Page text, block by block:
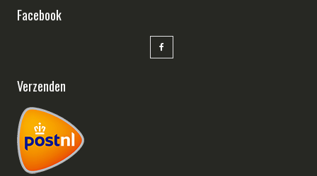
Facebook
Verzenden